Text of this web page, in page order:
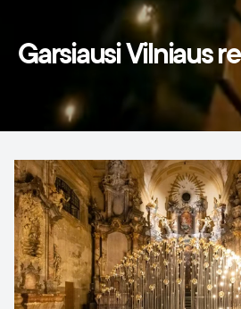
Garsiausi Vilniaus